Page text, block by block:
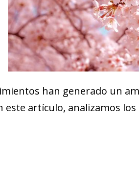
han generado un
artículo, analizamos